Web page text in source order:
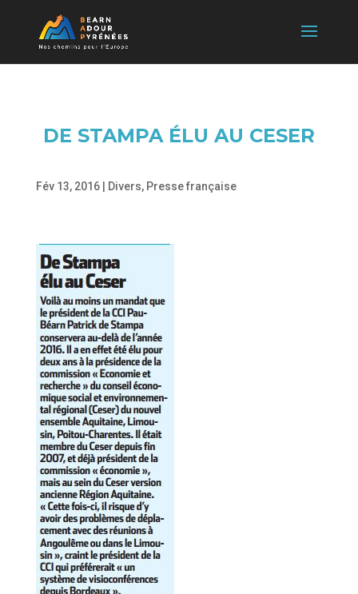
DE STAMPA ÉLU AU CESER
Fév 13, 2016| Divers, Presse française